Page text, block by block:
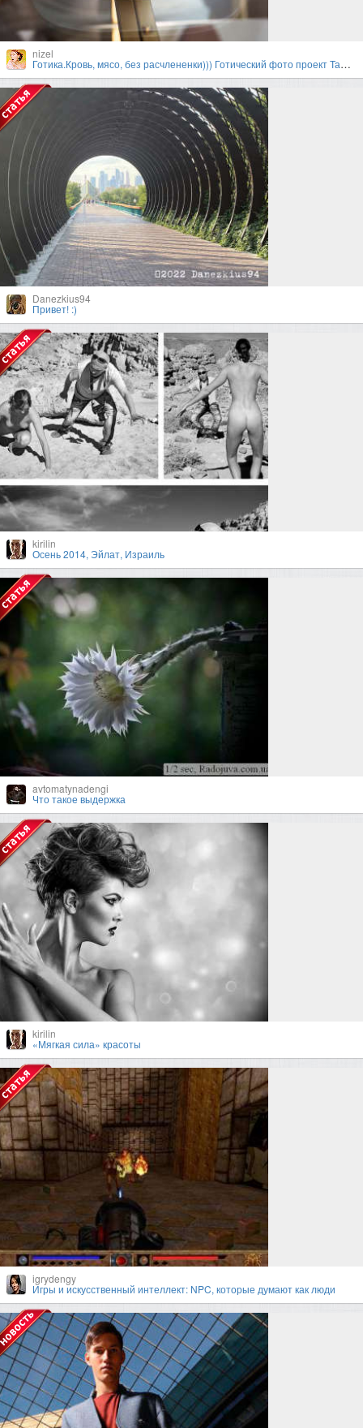
nizel
Готика.Кровь, мясо, без расчлененки))) Готический фото проект Тамары Нижельской и Валерии
Danezkius94
Привет! :)
kirilin
Осень 2014, Эйлат, Израиль
avtomatynadengi
Что такое выдержка
kirilin
«Мягкая сила» красоты
igrydengy
Игры и искусственный интеллект: NPC, которые думают как люди